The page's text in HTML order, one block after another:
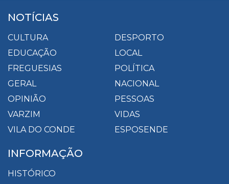
NOTÍCIAS
CULTURA
DESPORTO
EDUCAÇÃO
LOCAL
FREGUESIAS
POLÍTICA
GERAL
NACIONAL
OPINIÃO
PESSOAS
VARZIM
VIDAS
VILA DO CONDE
ESPOSENDE
INFORMAÇÃO
HISTÓRICO